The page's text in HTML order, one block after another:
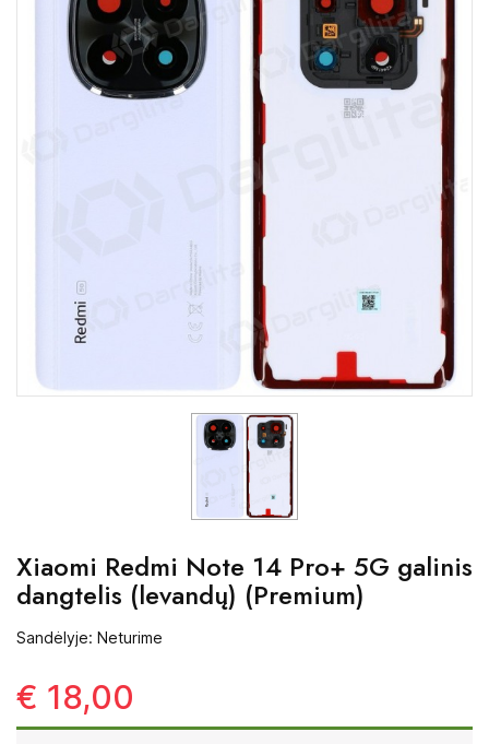
Xiaomi Redmi Note 14 Pro+ 5G galinis
dangtelis (levandų) (Premium)
Sandėlyje: Neturime
€ 18,00